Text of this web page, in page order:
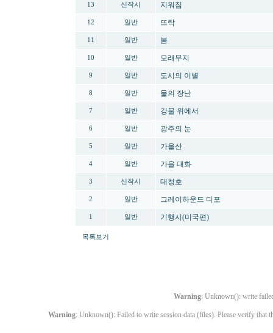
13 신작시 지워짐
12 일반 뜨락
11 일반 봄
10 일반 모래무지
9 일반 도시의 이별
8 일반 물의 장난
7 일반 강물 위에서
6 일반 광주의 눈
5 일반 가을산
4 일반 가을 대화
3 신작시 대청호
2 일반 그레이하운드 디포
1 일반 기행시(미국편)
목록보기
Warning: Unknown(): write
Warning: Unknown(): Failed to write session data (files). Please verify that